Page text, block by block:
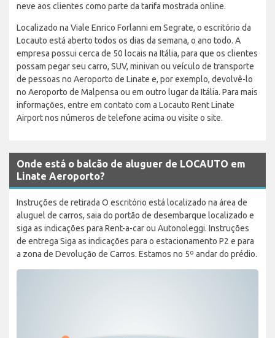
neve aos clientes como parte da tarifa mostrada online.
Localizado na Viale Enrico Forlanni em Segrate, o escritório da
Locauto está aberto todos os dias da semana, o ano todo. A
empresa possui cerca de 50 locais na Itália, para que os clientes
possam pegar seu carro, SUV, minivan ou veículo de transporte
de pessoas no Aeroporto de Linate e, por exemplo, devolvê-lo
no Aeroporto de Malpensa ou em outro lugar da Itália. Para mais
informações, entre em contato com a Locauto Rent Linate
Airport nos números de telefone acima ou visite o site.
Onde está o balcão de aluguer de LOCAUTO em
Linate Aeroporto?
Instruções de retirada O escritório está localizado na área de
aluguel de carros, saia do portão de desembarque localizado e
siga as indicações para Rent-a-car ou Autonoleggi. Instruções
de entrega Siga as indicações para o estacionamento P2 e para
a zona de Devolução de Carros. Estamos no 5º andar do prédio.